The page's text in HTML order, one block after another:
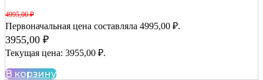
4995,00₽
Первоначальная цена составляла 4995,00 ₽.
3955,00 ₽
Текущая цена: 3955,00 ₽.
В корзину